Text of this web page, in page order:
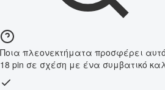
Ποια πλεονεκτήματα προσφέρει
18 pin σε σχέση με ένα συμβατικό